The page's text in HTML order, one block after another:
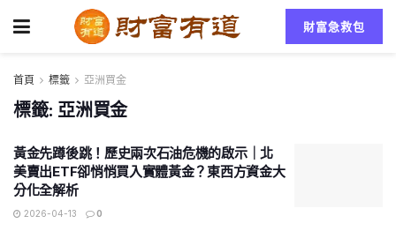
財富急救包
首頁 標籤 亞洲買金
標籤: 亞洲買金
黃金先蹲後跳！歷史兩次石油危機的啟示｜北
美賣出ETF卻悄悄買入實體黃金？東西方資金大
分化全解析
2026-04-13 0